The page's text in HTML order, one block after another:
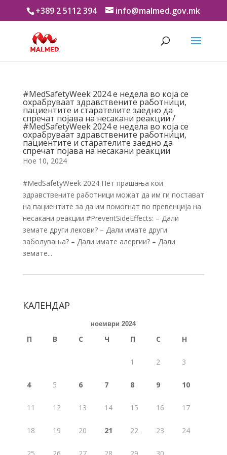
+389 2 5112 394 info@malmed.gov.mk
#MedSafetyWeek 2024 е недела во која се
охрабруваат здравствените работници,
пациентите и старателите заедно да
спречат појава на несакани реакции /
#MedSafetyWeek 2024 е недела во која се
охрабруваат здравствените работници,
пациентите и старателите заедно да
спречат појава на несакани реакции
Ное 10, 2024
#MedSafetyWeek 2024 Пет прашања кои
здравствените работници можат да им ги постават
на пациентите за да им помогнат во превенција на
несакани реакции #PreventSideEffects: – Дали
земате други лекови? – Дали имате други
заболувања? – Дали имате алергии? – Дали
земате...
КАЛЕНДАР
ноември 2024
П В С Ч П С Н
1 2 3
4 5 6 7 8 9 10
11 12 13 14 15 16 17
18 19 20 21 22 23 24